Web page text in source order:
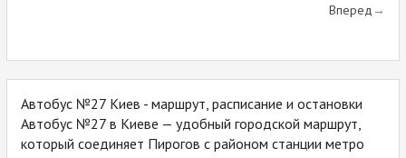
Вперед
Автобус №27 Киев - маршрут, расписание и остановки
Автобус №27 в Киеве — удобный городской маршрут,
который соединяет Пирогов с районом станции метро